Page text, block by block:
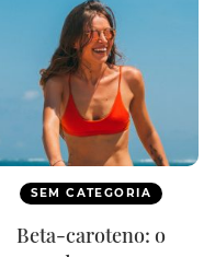
SEM CATEGORIA
Beta-caroteno: o